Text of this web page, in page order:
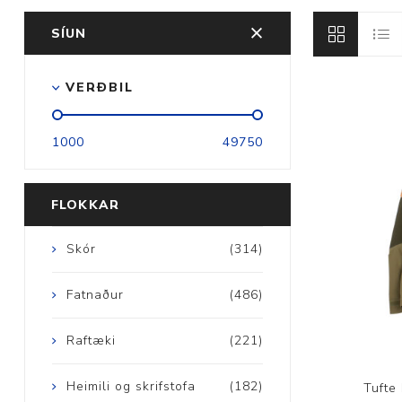
Tufte
SÍUN
VERÐBIL
1000 49750
FLOKKAR
(314)
Skór
(486)
Fatnaður
(221)
Raftæki
(182)
Heimili og skrifstofa